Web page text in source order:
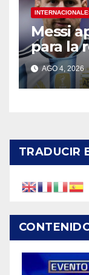
Messi
para la
zonas
enAGO 4, 2026
TRADUCIR